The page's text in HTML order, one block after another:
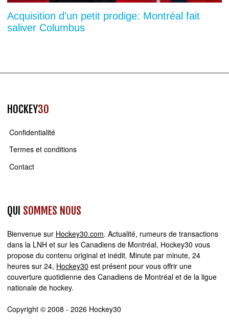
Acquisition d'un petit prodige: Montréal fait
saliver Columbus
HOCKEY30
Confidentialité
Termes et conditions
Contact
QUI SOMMES NOUS
Bienvenue sur Hockey30.com. Actualité, rumeurs de transactions
dans la LNH et sur les Canadiens de Montréal, Hockey30 vous
propose du contenu original et inédit. Minute par minute, 24
heures sur 24, Hockey30 est présent pour vous offrir une
couverture quotidienne des Canadiens de Montréal et de la ligue
nationale de hockey.
Copyright © 2008 - 2026 Hockey30